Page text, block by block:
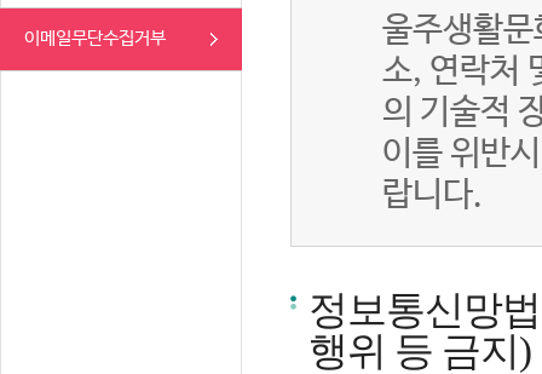
이메일무단수집거부
울주생활
소, 연락처
의 기술적
이를 위반
랍니다.
정보통신망
행위 등 금지)